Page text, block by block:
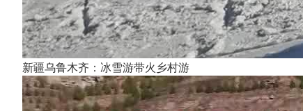
新疆乌鲁木齐：冰雪游带火乡村游